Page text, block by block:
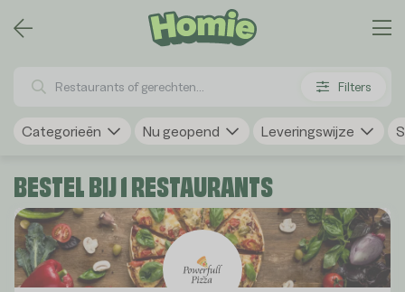
Filters
Categorieën Nu geopend Leveringswijze
BESTEL BIJ 1 RESTAURANTS